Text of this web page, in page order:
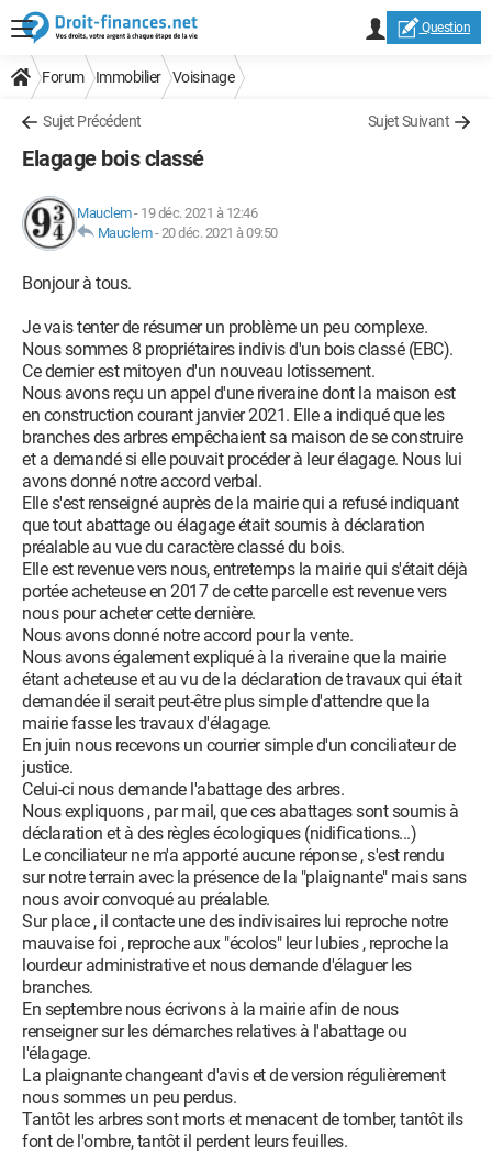
Question
Forum Immobilier Voisinage
Sujet Précédent Sujet Suivant
Elagage bois classé
Mauclem- 19 déc. 2021 à 12:46
Mauclem-20 déc. 2021 à 09:50
Bonjour à tous.
Je vais tenter de résumer un problème un peu complexe.
Nous sommes 8 propriétaires indivis d'un bois classé (EBC).
Ce dernier est mitoyen d'un nouveau lotissement.
Nous avons reçu un appel d'une riveraine dont la maison est
en construction courant janvier 2021. Elle a indiqué que les
branches des arbres empêchaient sa maison de se construire
et a demandé si elle pouvait procéder à leur élagage. Nous lui
avons donné notre accord verbal.
Elle s'est renseigné auprès de la mairie qui a refusé indiquant
que tout abattage ou élagage était soumis à déclaration
préalable au vue du caractère classé du bois.
Elle est revenue vers nous, entretemps la mairie qui s'était déjà
portée acheteuse en 2017 de cette parcelle est revenue vers
nous pour acheter cette dernière.
Nous avons donné notre accord pour la vente.
Nous avons également expliqué à la riveraine que la mairie
étant acheteuse et au vu de la déclaration de travaux qui était
demandée il serait peut-être plus simple d'attendre que la
mairie fasse les travaux d'élagage.
En juin nous recevons un courrier simple d'un conciliateur de
justice.
Celui-ci nous demande l'abattage des arbres.
Nous expliquons , par mail, que ces abattages sont soumis à
déclaration et à des règles écologiques (nidifications...)
Le conciliateur ne m'a apporté aucune réponse , s'est rendu
sur notre terrain avec la présence de la "plaignante" mais sans
nous avoir convoqué au préalable.
Sur place , il contacte une des indivisaires lui reproche notre
mauvaise foi , reproche aux "écolos" leur lubies , reproche la
lourdeur administrative et nous demande d'élaguer les
branches.
En septembre nous écrivons à la mairie afin de nous
renseigner sur les démarches relatives à l'abattage ou
l'élagage.
La plaignante changeant d'avis et de version régulièrement
nous sommes un peu perdus.
Tantôt les arbres sont morts et menacent de tomber, tantôt ils
font de l'ombre, tantôt il perdent leurs feuilles.